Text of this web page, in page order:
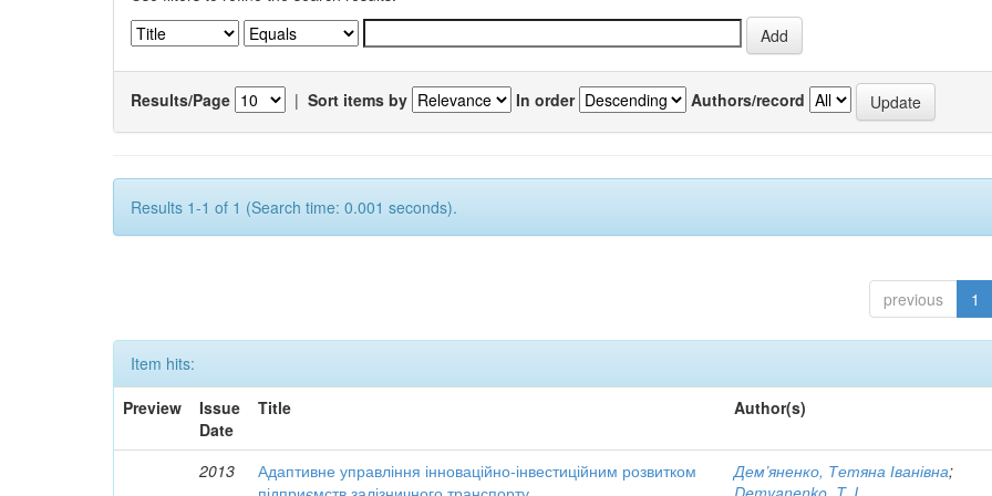
Results/Page | Sort items by In order Authors/record
Results 1-1 of 1 (Search time: 0.001 seconds).
previous 1
Item hits:
Preview
Issue
Date
Title Author(s)
2013
Адаптивне управління інноваційно-інвестиційним розвитком
Дем’яненко, Тетяна Іванівна;